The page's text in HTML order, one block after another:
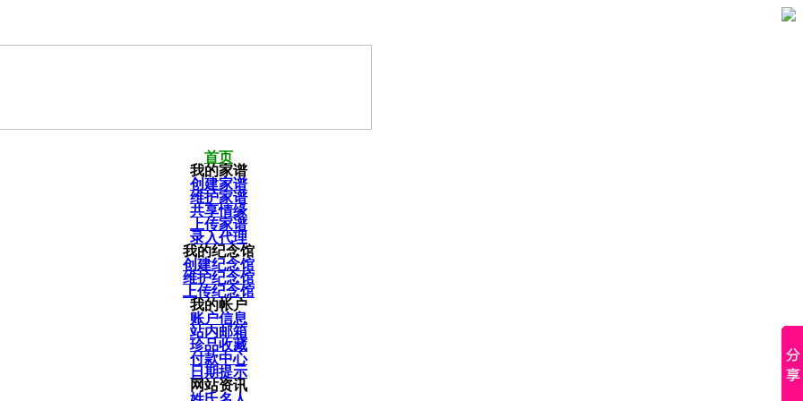
首页
我的家谱
创建家谱
维护家谱
共享情缘
上传家谱
录入代理
我的纪念馆
创建纪念馆
维护纪念馆
上传纪念馆
我的帐户
账户信息
站内邮箱
珍品收藏
付款中心
日期提示
网站资讯